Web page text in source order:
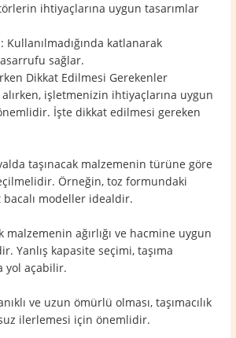
ihtiyaçlarına uygun tasarımlar
Kullanılmadığında katlanarak
sağlar.
Dikkat Edilmesi Gerekenler
alırken, işletmenizin ihtiyaçlarına uygun
İşte dikkat edilmesi gereken
taşınacak malzemenin türüne göre
Örneğin, toz formundaki
modeller idealdir.
malzemenin ağırlığı ve hacmine uygun
Yanlış kapasite seçimi, taşıma
yol açabilir.
ve uzun ömürlü olması, taşımacılık
ilerlemesi için önemlidir.